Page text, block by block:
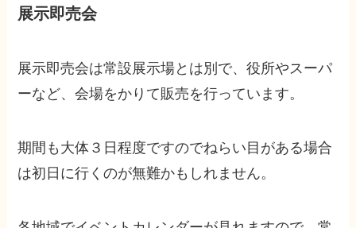
展示即売会
展示即売会は常設展示場とは別で、役所やスーパ
ーなど、会場をかりて販売を行っています。
期間も大体３日程度ですのでねらい目がある場合
は初日に行くのが無難かもしれません。